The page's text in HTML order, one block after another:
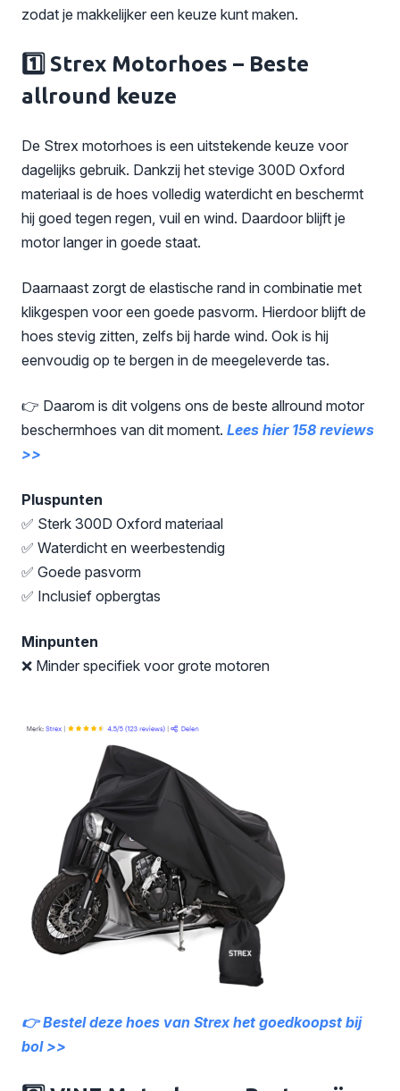
zodat je makkelijker een keuze kunt maken.
1️⃣ Strex Motorhoes – Beste
allround keuze
De Strex motorhoes is een uitstekende keuze voor
dagelijks gebruik. Dankzij het stevige 300D Oxford
materiaal is de hoes volledig waterdicht en beschermt
hij goed tegen regen, vuil en wind. Daardoor blijft je
motor langer in goede staat.
Daarnaast zorgt de elastische rand in combinatie met
klikgespen voor een goede pasvorm. Hierdoor blijft de
hoes stevig zitten, zelfs bij harde wind. Ook is hij
eenvoudig op te bergen in de meegeleverde tas.
👉 Daarom is dit volgens ons de beste allround motor
beschermhoes van dit moment. Lees hier 158 reviews
>>
Pluspunten
✅ Sterk 300D Oxford materiaal
✅ Waterdicht en weerbestendig
✅ Goede pasvorm
✅ Inclusief opbergtas
Minpunten
❌ Minder specifiek voor grote motoren
👉 Bestel deze hoes van Strex het goedkoopst bij
bol >>